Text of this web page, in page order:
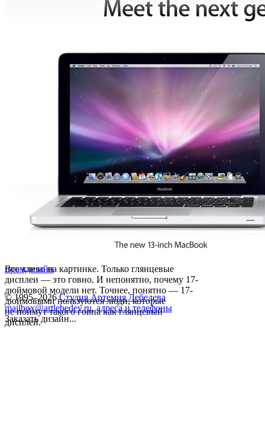
Все клево на картинке. Только глянцевые
дисплеи — это говно. И непонятно, почему 17-
дюймовой модели нет. Точнее, понятно — 17-
дюймовыми пользуются люди, которые
не поймут такого говна как глянцевый
дисплей.
промдизайн
© 1995–2026 Студия Артемия Лебедева
mailbox@artlebedev.ru, адреса и телефоны
Заказать дизайн...